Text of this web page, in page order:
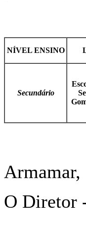
NÍVEL ENSINO
Secundário
Armamar,
O Diretor